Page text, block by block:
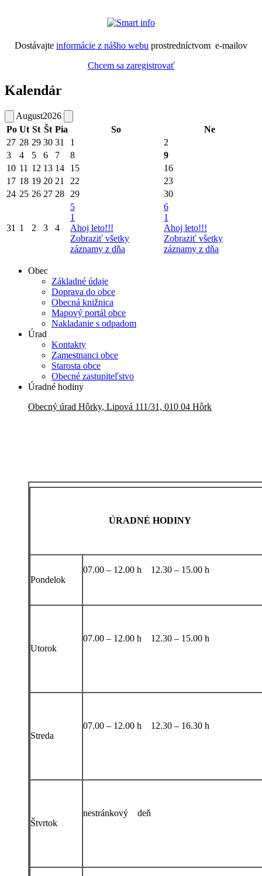
Dostávajte informácie z nášho webu prostredníctvom e-mailov
Chcem sa zaregistrovať
Kalendár
August2026
Po Ut St Št Pia So
Ne
27 28 29 30 31 1
2
3
4 5 6 7 8
9
10 11 12 13 14 15
16
17 18 19 20 21 22
23
24 25 26 27 28 29 30
31 1 2 3 4
5
1
Ahoj leto!!!
Zobraziť všetky
záznamy z dňa
6
1
Ahoj leto!!!
Zobraziť všetky
záznamy z dňa
Obec
Základné údaje
Doprava do obce
Obecná knižnica
Mapový portál obce
Nakladanie s odpadom
Úrad
Kontakty
Zamestnanci obce
Starosta obce
Obecné zastupiteľstvo
Úradné hodiny
Obecný úrad Hôrky, Lipová 111/31, 010 04 Hôrk
ÚRADNÉ HODINY
Pondelok
07.00 – 12.00 h 12.30 – 15.00 h
Utorok
07.00 – 12.00 h 12.30 – 15.00 h
Streda
07.00 – 12.00 h 12.30 – 16.30 h
Štvrtok
nestránkový deň